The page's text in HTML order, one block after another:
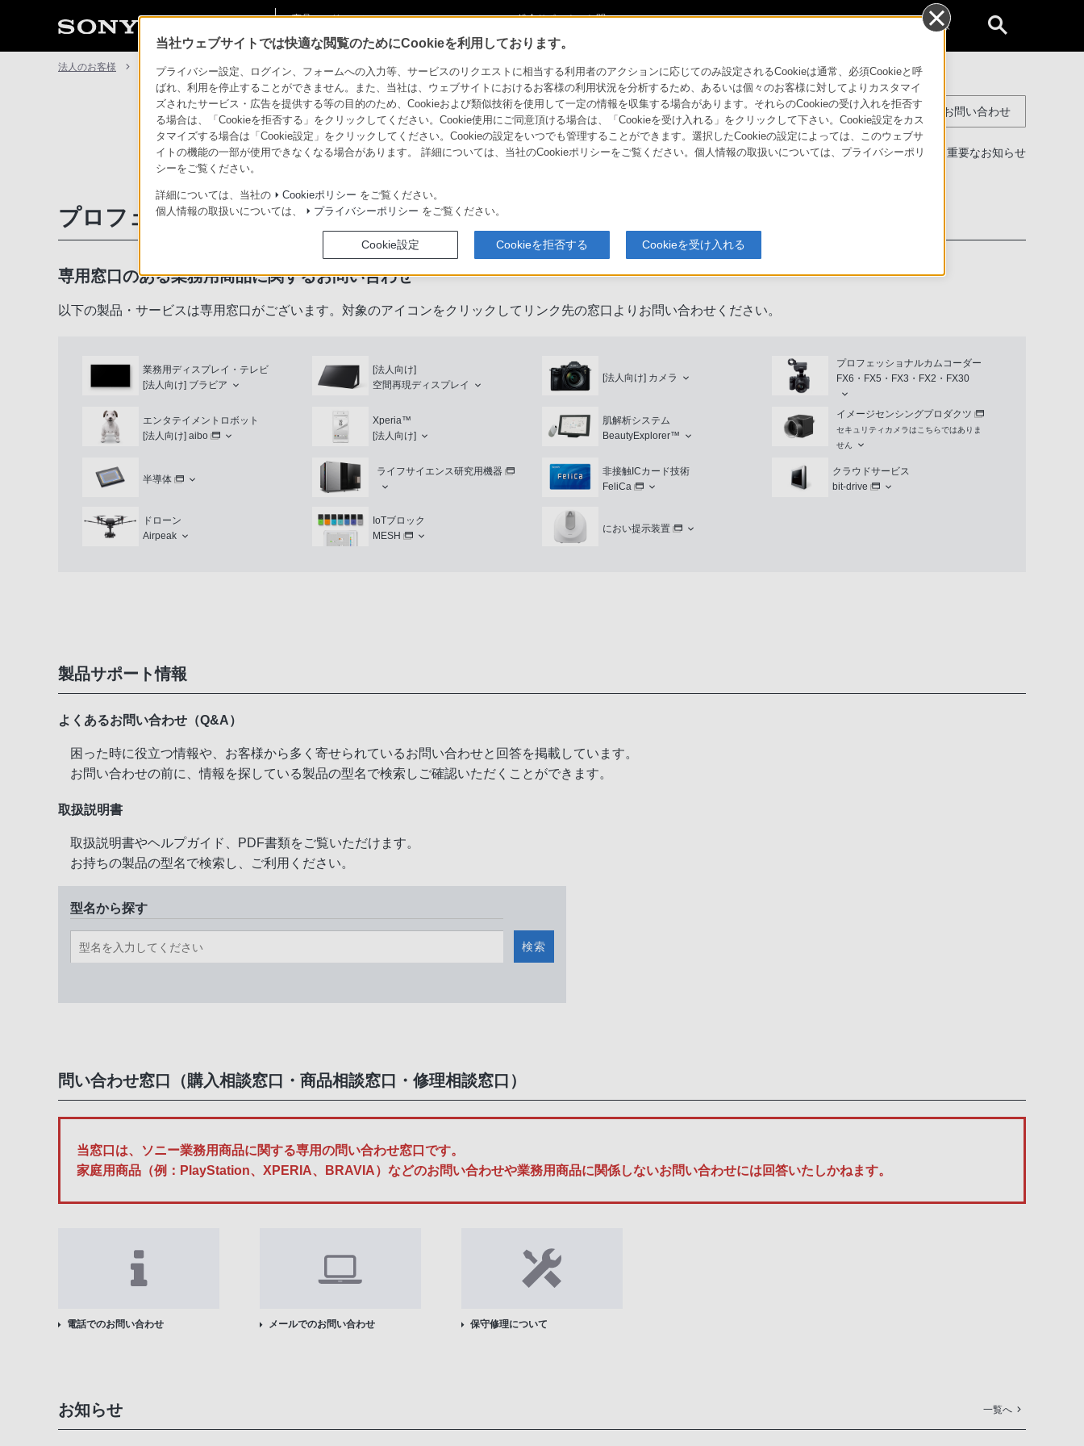
商品・ソリューショ
ン情報
総合サポート・お問
個人のお客様
法人のお客様 サポート・お問い合わせ
コンスーマー製品に関するお問い合わせ
製品に関する重要なお知らせ
プロフェッショナル／業務用製品に関するサポート・お問い合わせ
専用窓口のある業務用商品に関するお問い合わせ
以下の製品・サービスは専用窓口がございます。対象のアイコンをクリックしてリンク先の窓口よりお問い合わせください。
業務用ディスプレイ・テレビ
[法人向け] ブラビア
[法人向け]
空間再現ディスプレイ
[法人向け] カメラ
プロフェッショナルカムコーダー
FX6・FX5・FX3・FX2・FX30
エンタテイメントロボット
[法人向け] aibo
Xperia™
[法人向け]
肌解析システム
BeautyExplorer™
イメージセンシングプロダクツ
セキュリティカメラはこちらではありま
せん
半導体
ライフサイエンス研究用機器
非接触ICカード技術
FeliCa
クラウドサービス
bit-drive
ドローン
Airpeak
IoTブロック
MESH
におい提示装置
製品サポート情報
よくあるお問い合わせ（Q&A）
困った時に役立つ情報や、お客様から多く寄せられているお問い合わせと回答を掲載しています。
お問い合わせの前に、情報を探している製品の型名で検索しご確認いただくことができます。
取扱説明書
取扱説明書やヘルプガイド、PDF書類をご覧いただけます。
お持ちの製品の型名で検索し、ご利用ください。
型名から探す
検索
問い合わせ窓口（購入相談窓口・商品相談窓口・修理相談窓口）
当窓口は、ソニー業務用商品に関する専用の問い合わせ窓口です。
家庭用商品（例：PlayStation、XPERIA、BRAVIA）などのお問い合わせや業務用商品に関係しないお問い合わせには回答いたしかねます。
電話でのお問い合わせ メールでのお問い合わせ 保守修理について
お知らせ 一覧へ
当社ウェブサイトでは快適な閲覧のためにCookieを利用しております。
プライバシー設定、ログイン、フォームへの入力等、サービスのリクエストに相当する利用者のアクションに応じてのみ設定されるCookieは通常、必須Cookieと呼
ばれ、利用を停止することができません。また、当社は、ウェブサイトにおけるお客様の利用状況を分析するため、あるいは個々のお客様に対してよりカスタマイ
ズされたサービス・広告を提供する等の目的のため、Cookieおよび類似技術を使用して一定の情報を収集する場合があります。それらのCookieの受け入れを拒否す
る場合は、「Cookieを拒否する」をクリックしてください。Cookie使用にご同意頂ける場合は、「Cookieを受け入れる」をクリックして下さい。Cookie設定をカス
タマイズする場合は「Cookie設定」をクリックしてください。Cookieの設定をいつでも管理することができます。選択したCookieの設定によっては、このウェブサ
イトの機能の一部が使用できなくなる場合があります。 詳細については、当社のCookieポリシーをご覧ください。個人情報の取扱いについては、プライバシーポリ
シーをご覧ください。
詳細については、当社の Cookieポリシー をご覧ください。
個人情報の取扱いについては、
プライバシーポリシー をご覧ください。
Cookie設定 Cookieを拒否する Cookieを受け入れる